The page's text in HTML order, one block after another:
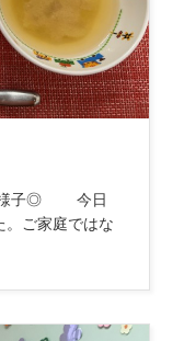
様子◎ 今日
。ご家庭ではな